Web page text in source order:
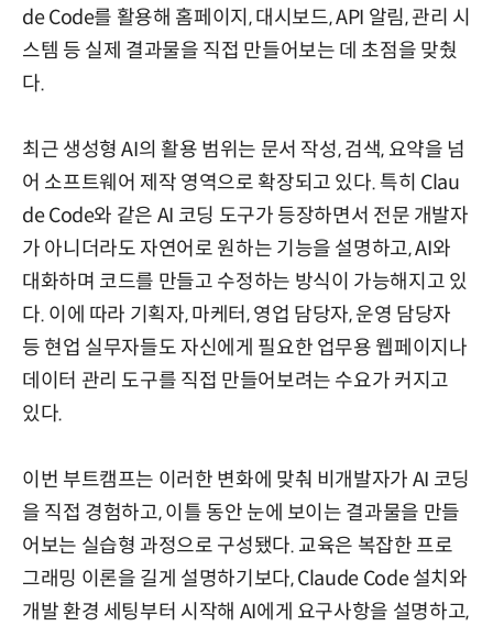
de Code를 활용해 홈페이지, 대시보드, API 알림, 관리 시
스템 등 실제 결과물을 직접 만들어보는 데 초점을 맞췄
다.
최근 생성형 AI의 활용 범위는 문서 작성, 검색, 요약을 넘
어 소프트웨어 제작 영역으로 확장되고 있다. 특히 Clau
de Code와 같은 AI 코딩 도구가 등장하면서 전문 개발자
가 아니더라도 자연어로 원하는 기능을 설명하고, AI와
대화하며 코드를 만들고 수정하는 방식이 가능해지고 있
다. 이에 따라 기획자, 마케터, 영업 담당자, 운영 담당자
등 현업 실무자들도 자신에게 필요한 업무용 웹페이지나
데이터 관리 도구를 직접 만들어보려는 수요가 커지고
있다.
이번 부트캠프는 이러한 변화에 맞춰 비개발자가 AI 코딩
을 직접 경험하고, 이틀 동안 눈에 보이는 결과물을 만들
어보는 실습형 과정으로 구성됐다. 교육은 복잡한 프로
그래밍 이론을 길게 설명하기보다, Claude Code 설치와
개발 환경 세팅부터 시작해 AI에게 요구사항을 설명하고,